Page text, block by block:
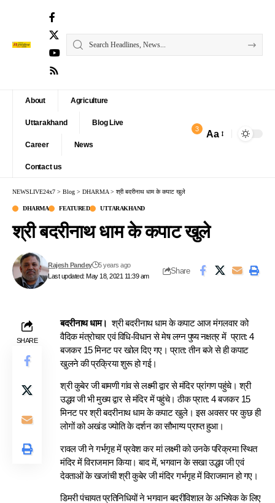
About Agriculture
Uttarakhand Blog Live
Career News
Contact us
3 Aa
NEWSLIVE24x7 > Blog > DHARMA > श्री बदरीनाथ धाम के कपाट खुले
DHARMA FEATURED UTTARAKHAND
श्री बदरीनाथ धाम के कपाट खुले
Last updated: May 18, 2021 11:39 am
Rajesh Pandey 5 years ago
Share
SHARE
बदरीनाथ धाम। श्री बदरीनाथ धाम के कपाट आज मंगलवार को
वैदिक मंत्रोचार एवं विधि-विधान से मेष लग्न पुष्य नक्षत्र में प्रात: 4
बजकर 15 मिनट पर खोल दिए गए।प्रात: तीन बजे से ही कपाट
खुलने की प्रक्रिया शुरू हो गई।
श्री कुबेर जी बामणी गांव से लक्ष्मी द्वार से मंदिर प्रांगण पहुंचे। श्री
उद्धव जी भी मुख्य द्वार से मंदिर में पहुंचे। ठीक प्रात: 4 बजकर 15
मिनट पर श्री बदरीनाथ धाम के कपाट खुले। इस अवसर पर कुछ ही
लोगों को अखंड ज्योति के दर्शन का सौभाग्य प्राप्त हुआ।
रावल जी ने गर्भगृह में प्रवेश कर मां लक्ष्मी को उनके परिक्रमा स्थित
मंदिर में विराजमान किया। बाद में, भगवान के सखा उद्धव जी एवं
देवताओं के खजांची श्री कुबेर जी मंदिर गर्भगृह में विराजमान हो गए।
डिमरी पंचायत प्रतिनिधियों ने भगवान बदरीविशाल के अभिषेक के लिए